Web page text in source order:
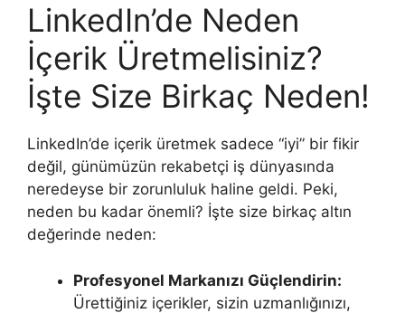
LinkedIn’de Neden
İçerik Üretmelisiniz?
İşte Size Birkaç Neden!
LinkedIn’de içerik üretmek sadece “iyi” bir fikir
değil, günümüzün rekabetçi iş dünyasında
neredeyse bir zorunluluk haline geldi. Peki,
neden bu kadar önemli? İşte size birkaç altın
değerinde neden:
Profesyonel Markanızı Güçlendirin:
Ürettiğiniz içerikler, sizin uzmanlığınızı,